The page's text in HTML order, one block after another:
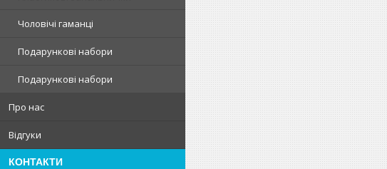
Чоловічі гаманці
Подарункові набори
Подарункові набори
Про нас
Відгуки
КОНТАКТИ